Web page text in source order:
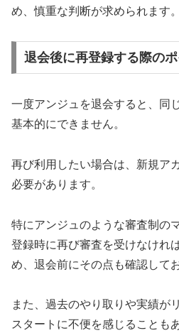
め、慎重な判断が求められます。
退会後に再登録する際のポ
一度アンジュを退会すると、同
基本的にできません。
再び利用したい場合は、新規ア
必要があります。
特にアンジュのような審査制の
登録時に再び審査を受けなけれ
め、退会前にその点も確認して
また、過去のやり取りや実績が
スタートに不便を感じることも